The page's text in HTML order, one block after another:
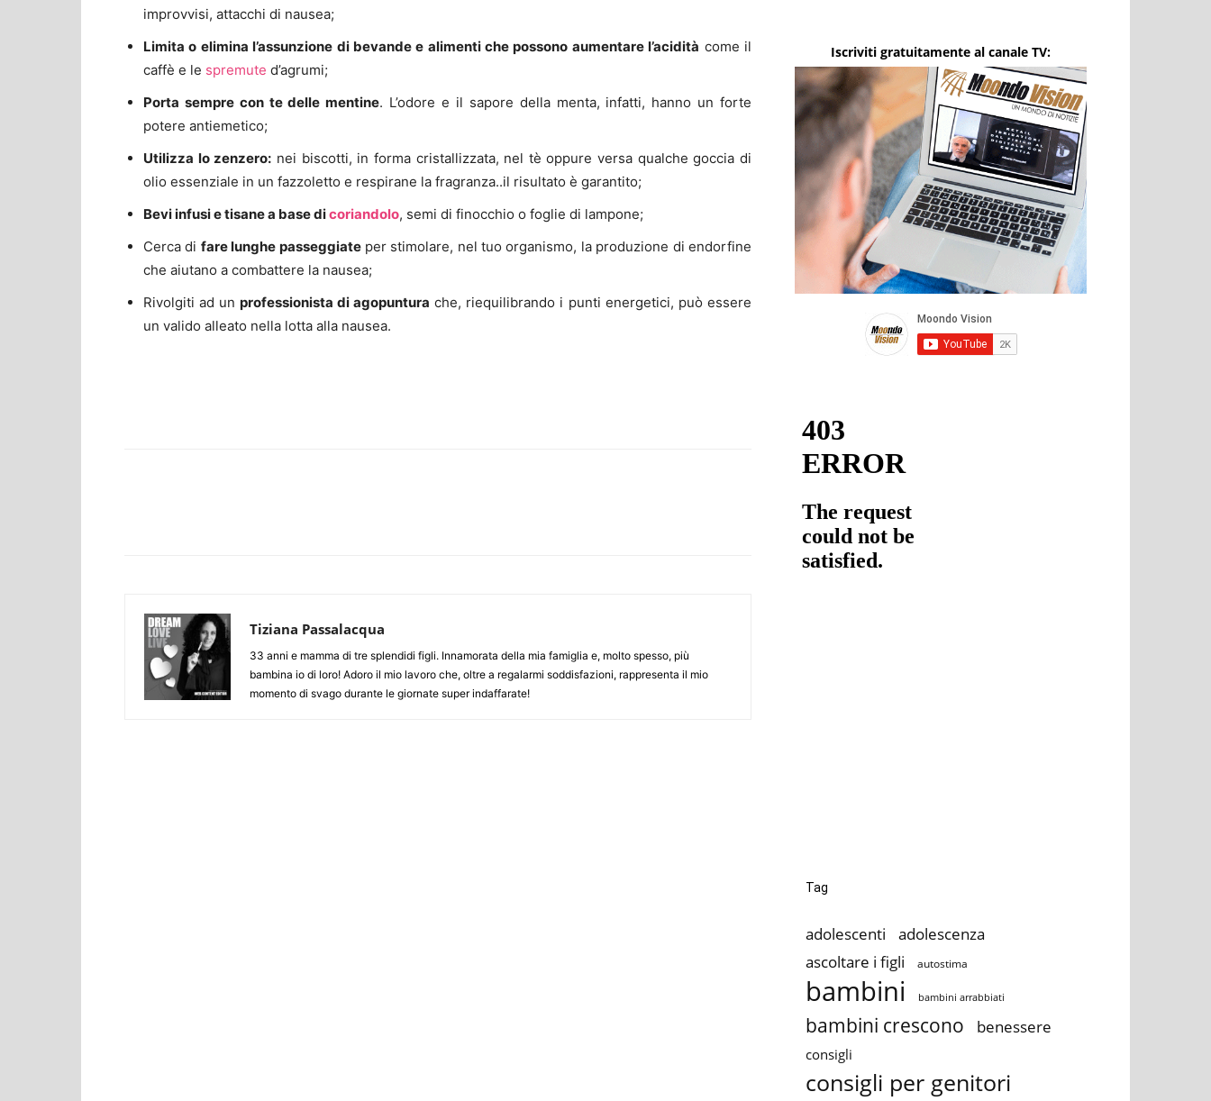
improvvisi, attacchi di nausea;
Limita o elimina l’assunzione di bevande e alimenti che possono aumentare l’acidità come il
caffè e le spremute d’agrumi;
Porta sempre con te delle mentine. L’odore e il sapore della menta, infatti, hanno un forte
potere antiemetico;
Utilizza lo zenzero: nei biscotti, in forma cristallizzata, nel tè oppure versa qualche goccia di
olio essenziale in un fazzoletto e respirane la fragranza..il risultato è garantito;
Bevi infusi e tisane a base dicoriandolo, semi di finocchio o foglie di lampone;
Cerca di fare lunghe passeggiateper stimolare, nel tuo organismo, la produzione di endorfine
che aiutano a combattere la nausea;
Rivolgiti ad un professionista di agopuntura che, riequilibrando i punti energetici, può essere
un valido alleato nella lotta alla nausea.
Telegram
Tiziana Passalacqua
33 anni e mamma di tre splendidi figli. Innamorata della mia famiglia e, molto spesso, più
bambina io di loro! Adoro il mio lavoro che, oltre a regalarmi soddisfazioni, rappresenta il mio
momento di svago durante le giornate super indaffarate!
Iscriviti gratuitamente al canale TV:
Tag
adolescenti
adolescenza
ascoltare i figli
autostima
bambini bambini arrabbiati
bambini crescono benessere
consigli
consigli per genitori